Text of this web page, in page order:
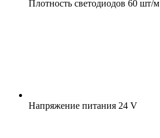
Плотность светодиодов 60 шт/м
Напряжение питания 24 V